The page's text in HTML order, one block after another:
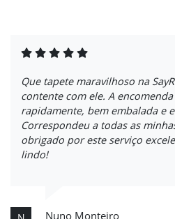
Que tapete maravilhoso na
contente com ele. A
rapidamente, bem embalada e
Correspondeu a todas as
obrigado por este serviço
lindo!
Nuno Monteiro